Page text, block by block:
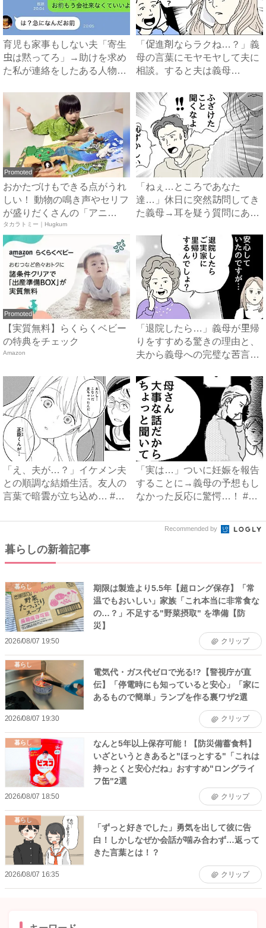
育児も家事もしない夫「寄生
虫は黙ってろ」→助けを求め
た私が連絡をしたある人物と
「促進剤ならラクね…？」義
母の言葉にモヤモヤして夫に
相談。すると夫は義母
Promoted
おかたづけもできる点がうれ
しい！ 動物の鳴き声やセリフ
が盛りだくさんの「アニ
ア ...
タカラトミー｜Hugkum
「ねぇ…ところであなた
達…」休日に突然訪問してき
た義母→耳を疑う質問にあ
Promoted
【実質無料】らくらくベビー
の特典をチェック
Amazon
「退院したら…」義母が里帰
りをすすめる驚きの理由と、
夫から義母への完璧な苦言
「え、夫が…？」イケメン夫
との順調な結婚生活。友人の
言葉で暗雲が立ち込め… #
「実は…」ついに妊娠を報告
することに→義母の予想もし
なかった反応に驚愕…！ #
Recommended by
暮らしの新着記事
暮らし
期限は製造より5.5年【超ロング保存】「常
温でもおいしい」家族「これ本当に非常食な
の…？」不足する"野菜摂取" を準備【防
災】
2026/08/07 19:50 クリップ
暮らし
電気代・ガス代ゼロで光る!?【警視庁が直
伝】「停電時にも知っていると安心」「家に
あるもので簡単」ランプを作る裏ワザ2選
2026/08/07 19:30 クリップ
暮らし
なんと5年以上保存可能！【防災備蓄食料】
いざというときあると"ほっとする"「これは
持っとくと安心だね」おすすめ"ロングライ
フ缶"2選
2026/08/07 18:50 クリップ
暮らし
「ずっと好きでした」勇気を出して彼に告
白！しかしなぜか会話が噛み合わず…返って
きた言葉とは！？
2026/08/07 16:35 クリップ